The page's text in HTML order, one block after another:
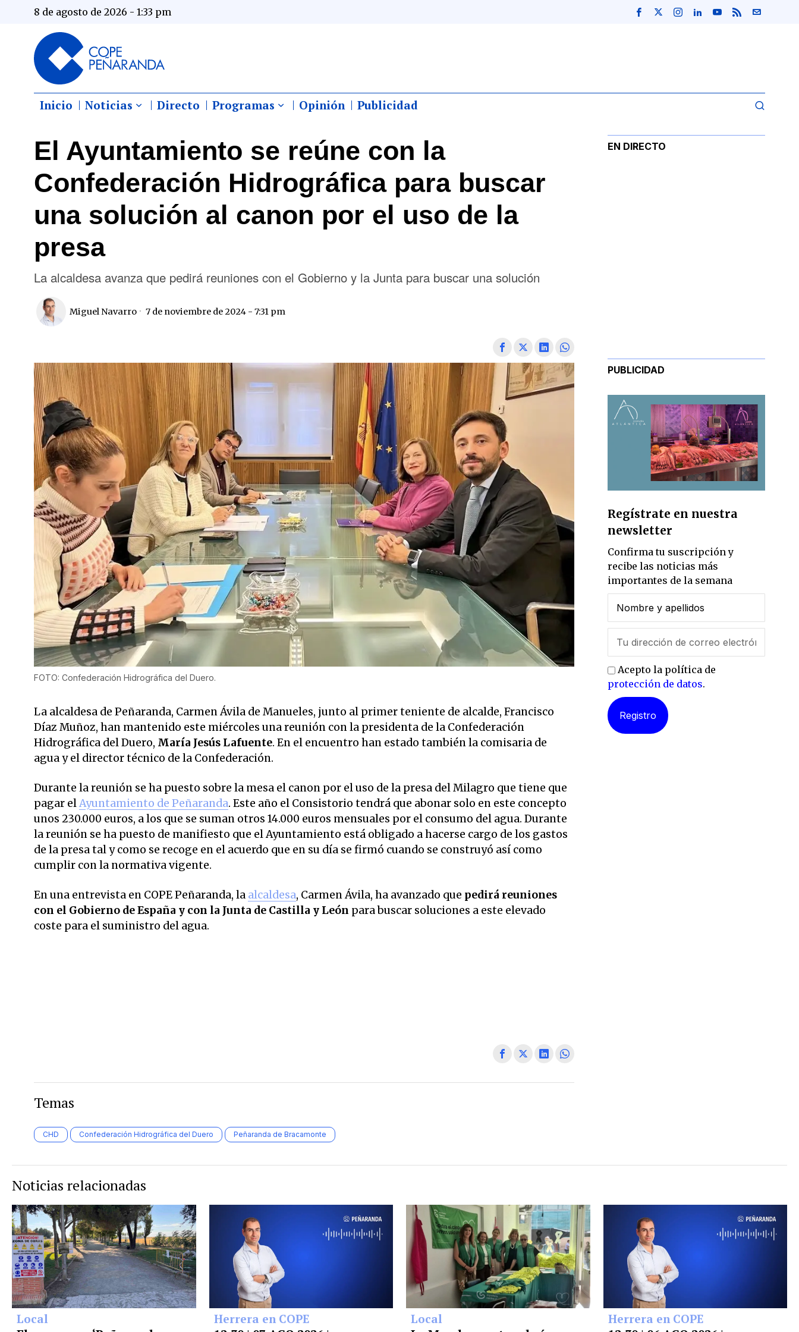
8 de agosto de 2026 - 1:33 pm
Inicio Noticias Directo Programas Opinión Publicidad
El Ayuntamiento se reúne con la
Confederación Hidrográfica para buscar
una solución al canon por el uso de la
presa
La alcaldesa avanza que pedirá reuniones con el Gobierno y la Junta para buscar una solución
Miguel Navarro 7 de noviembre de 2024 - 7:31 pm
FOTO: Confederación Hidrográfica del Duero.
La alcaldesa de Peñaranda, Carmen Ávila de Manueles, junto al primer teniente de alcalde, Francisco
Díaz Muñoz, han mantenido este miércoles una reunión con la presidenta de la Confederación
Hidrográfica del Duero, María Jesús Lafuente. En el encuentro han estado también la comisaria de
agua y el director técnico de la Confederación.
Durante la reunión se ha puesto sobre la mesa el canon por el uso de la presa del Milagro que tiene que
pagar elAyuntamiento de Peñaranda. Este año el Consistorio tendrá que abonar solo en este concepto
unos 230.000 euros, a los que se suman otros 14.000 euros mensuales por el consumo del agua. Durante
la reunión se ha puesto de manifiesto que el Ayuntamiento está obligado a hacerse cargo de los gastos
de la presa tal y como se recoge en el acuerdo que en su día se firmó cuando se construyó así como
cumplir con la normativa vigente.
En una entrevista en COPE Peñaranda, la alcaldesa, Carmen Ávila, ha avanzado que pedirá reuniones
con el Gobierno de España y con la Junta de Castilla y León para buscar soluciones a este elevado
coste para el suministro del agua.
Temas
CHD Confederación Hidrográfica del Duero Peñaranda de Bracamonte
EN DIRECTO
PUBLICIDAD
Regístrate en nuestra
newsletter
Confirma tu suscripción y
recibe las noticias más
importantes de la semana
Acepto la política de
protección de datos.
Noticias relacionadas
Local Herrera en COPE Local Herrera en COPE